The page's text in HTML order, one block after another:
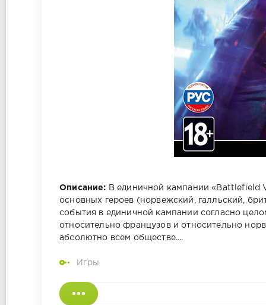
Описание: В единичной кампании «Battlefield
основных героев (норвежский, галльский,
события в единичной кампании согласно
относительно французов и относительно
абсолютно всем обществе....
Игры